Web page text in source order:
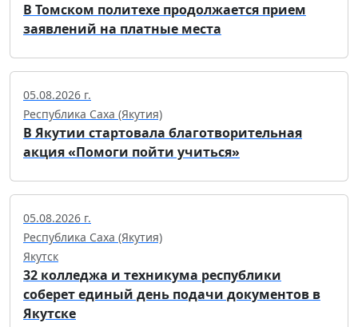
В Томском политехе продолжается прием
заявлений на платные места
05.08.2026 г.
Республика Саха (Якутия)
В Якутии стартовала благотворительная
акция «Помоги пойти учиться»
05.08.2026 г.
Республика Саха (Якутия)
Якутск
32 колледжа и техникума республики
соберет единый день подачи документов в
Якутске